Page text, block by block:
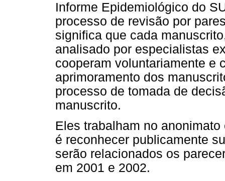
Informe Epidemiológico do
processo de revisão por
significa que cada
analisado por especialistas
cooperam voluntariamente e
aprimoramento dos
processo de tomada de
manuscrito.
Eles trabalham no
é reconhecer publicamente
serão relacionados os
em 2001 e 2002.